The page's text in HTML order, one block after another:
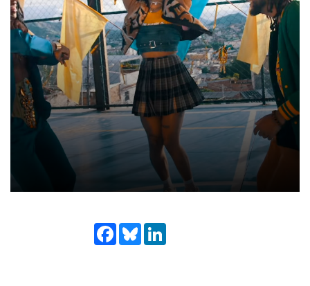
Facebook
Bluesky